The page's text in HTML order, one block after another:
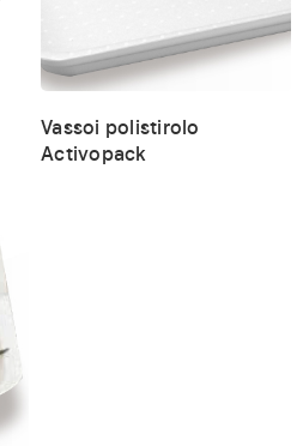
Vassoi polistirolo
Activopack